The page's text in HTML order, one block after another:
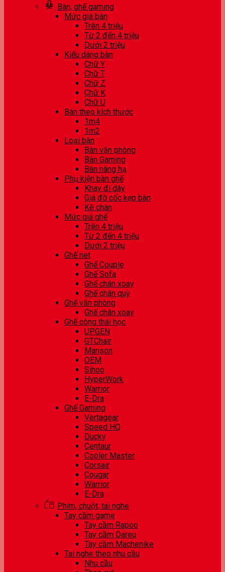
Bàn, ghế gaming
Mức giá bàn
Trên 4 triệu
Từ 2 đến 4 triệu
Dưới 2 triệu
Kiểu dáng bàn
Chữ Y
Chữ T
Chữ Z
Chữ K
Chữ U
Bàn theo kích thước
1m4
1m2
Loại bàn
Bàn văn phòng
Bàn Gaming
Bàn nâng hạ
Phụ kiện bàn ghế
Khay đi dây
Giá đỡ cốc kẹp bàn
Kê chân
Mức giá ghế
Trên 4 triệu
Từ 2 đến 4 triệu
Dưới 2 triệu
Ghế net
Ghế Couple
Ghế Sofa
Ghế chân xoay
Ghế chân quỳ
Ghế văn phòng
Ghế chân xoay
Ghế công thái học
UPGEN
GTChair
Manson
OEM
Sihoo
HyperWork
Warrior
E-Dra
Ghế Gaming
Vertagear
Speed HQ
Ducky
Centaur
Cooler Master
Corsair
Cougar
Warrior
E-Dra
Phím, chuột, tai nghe
Tay cầm game
Tay cầm Rapoo
Tay cầm Dareu
Tay cầm Machenike
Tai nghe theo nhu cầu
Nhu cầu